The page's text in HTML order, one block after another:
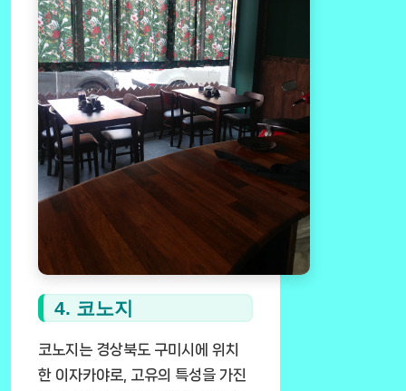
4. 코노지
코노지는 경상북도 구미시에 위치
한 이자카야로, 고유의 특성을 가진